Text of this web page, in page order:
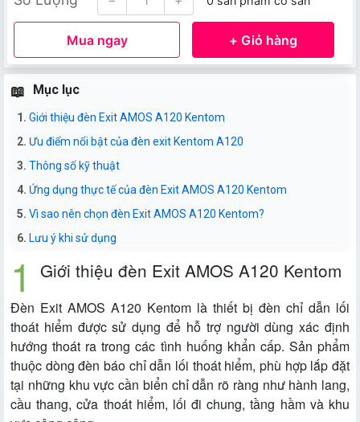
Mua ngay + Giỏ hàng
Mục lục
Giới thiệu đèn Exit AMOS A120 Kentom
Ưu điểm nổi bật của đèn exit Kentom A120
Thông số kỹ thuật
Ứng dụng thực tế của đèn Exit AMOS A120 Kentom
Vì sao nên chọn đèn Exit AMOS A120 Kentom?
Lưu ý khi sử dụng
Giới thiệu đèn Exit AMOS A120 Kentom
Đèn Exit AMOS A120 Kentom là thiết bị đèn chỉ dẫn lối
thoát hiểm được sử dụng để hỗ trợ người dùng xác định
hướng thoát ra trong các tình huống khẩn cấp. Sản phẩm
thuộc dòng đèn báo chỉ dẫn lối thoát hiểm, phù hợp lắp đặt
tại những khu vực cần biển chỉ dẫn rõ ràng như hành lang,
cầu thang, cửa thoát hiểm, lối đi chung, tầng hầm và khu